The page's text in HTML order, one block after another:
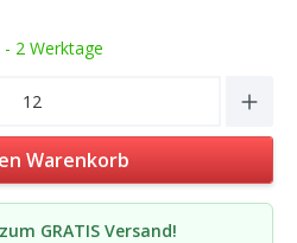
2 Werktage
Enter the desired
Warenkorb
GRATIS Versand!